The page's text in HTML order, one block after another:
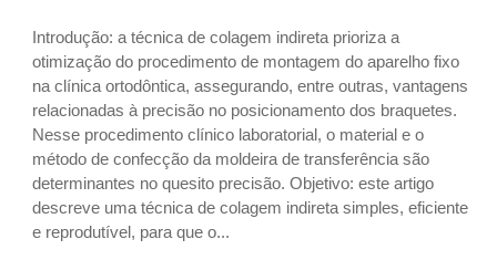
Introdução: a técnica de colagem indireta prioriza a
otimização do procedimento de montagem do aparelho fixo
na clínica ortodôntica, assegurando, entre outras, vantagens
relacionadas à precisão no posicionamento dos braquetes.
Nesse procedimento clínico laboratorial, o material e o
método de confecção da moldeira de transferência são
determinantes no quesito precisão. Objetivo: este artigo
descreve uma técnica de colagem indireta simples, eficiente
e reprodutível, para que o...